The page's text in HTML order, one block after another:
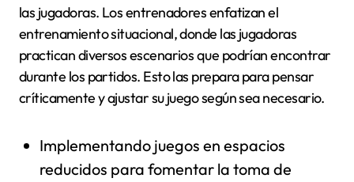
las jugadoras. Los entrenadores enfatizan el
entrenamiento situacional, donde las jugadoras
practican diversos escenarios que podrían encontrar
durante los partidos. Esto las prepara para pensar
críticamente y ajustar su juego según sea necesario.
Implementando juegos en espacios
reducidos para fomentar la toma de